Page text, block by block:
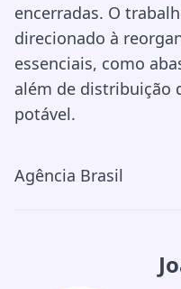
encerradas. O
direcionado à
essenciais, como
além de distribuição
potável.
Agência Brasil